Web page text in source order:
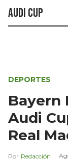
audi cup
DEPORTES
Bayern
Audi
Real
Redacción